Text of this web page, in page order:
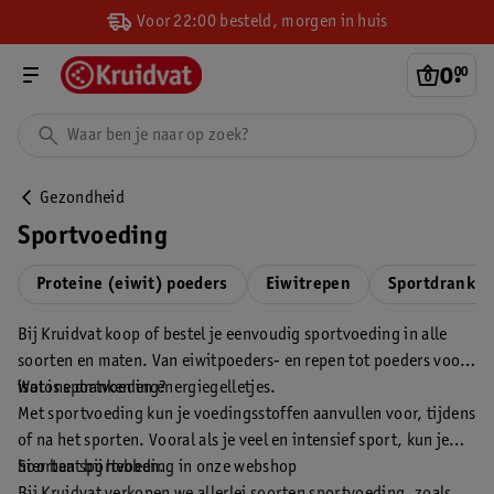
Voor 22:00 besteld, morgen in huis
0.
00
Gezondheid
Sportvoeding
Proteine (eiwit) poeders Eiwitrepen Sportdrank
Bij Kruidvat koop of bestel je eenvoudig sportvoeding in alle
soorten en maten. Van eiwitpoeders- en repen tot poeders voor
isotone dranken en energiegelletjes.
Wat is sportvoeding?
Met sportvoeding kun je voedingsstoffen aanvullen voor, tijdens
of na het sporten. Vooral als je veel en intensief sport, kun je
hier baat bij hebben.
Soorten sportvoeding in onze webshop